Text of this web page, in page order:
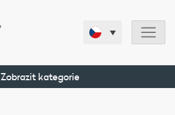
Zobrazit kategorie